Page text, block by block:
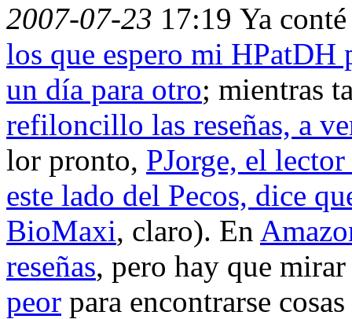
2007-07-23 17:19 Ya
los que espero mi HPatDH
un día para otro; mientras
refiloncillo las reseñas, a
lor pronto, PJorge, el
este lado del Pecos, dice
BioMaxi, claro). En
reseñas, pero hay que
peor para encontrarse